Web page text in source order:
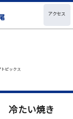
アクセス
ピックス
冷たい焼き